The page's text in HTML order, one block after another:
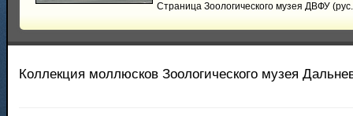
Страница Зоологического музея ДВФУ
Коллекция моллюсков Зоологического музея